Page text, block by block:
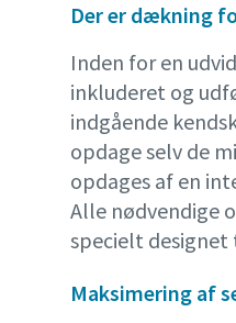
Der er dækning
Inden for en
inkluderet og
indgående
opdage selv de
opdages af en
Alle nødvendige
specielt
Maksimering af